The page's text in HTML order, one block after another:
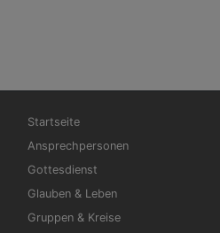
Hauptnavigation
Startseite
Ansprechpersonen
Gottesdienst
Glauben & Leben
Gruppen & Kreise